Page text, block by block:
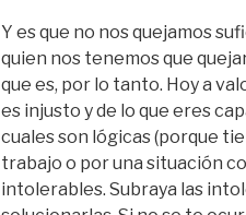
Y es que no nos quejamos
quien nos tenemos que
que es, por lo tanto. Hoy a
es injusto y de lo que eres
cuales son lógicas (porque
trabajo o por una situación
intolerables. Subraya las